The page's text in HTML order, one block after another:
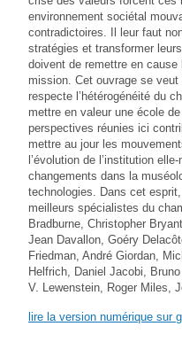
environnement sociétal
contradictoires. Il leur faut
stratégies et transformer
doivent de remettre en cause
mission. Cet ouvrage se
respecte l’hétérogénéité du
mettre en valeur une école
perspectives réunies ici
mettre au jour les
l’évolution de l’institution
changements dans la
technologies. Dans cet
meilleurs spécialistes du
Bradburne, Christopher
Jean Davallon, Goéry
Friedman, André Giordan,
Helfrich, Daniel Jacobi,
V. Lewenstein, Roger Miles,
lire la version numérique sur